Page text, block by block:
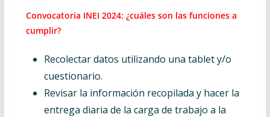
Convocatoria INEI 2024: ¿cuáles son las funciones a
cumplir?
Recolectar datos utilizando una tablet y/o
cuestionario.
Revisar la información recopilada y hacer la
entrega diaria de la carga de trabajo a la